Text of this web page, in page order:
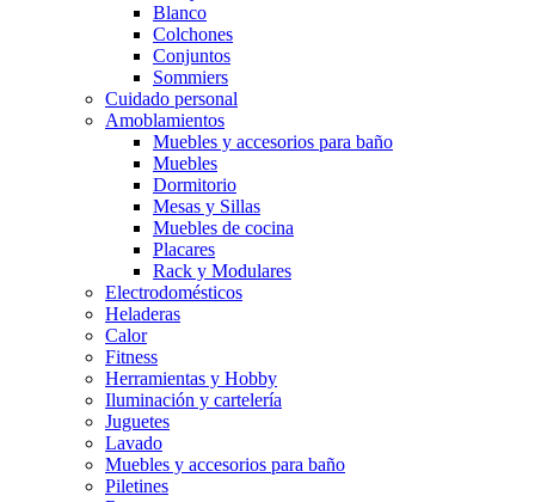
Blanco
Colchones
Conjuntos
Sommiers
Cuidado personal
Amoblamientos
Muebles y accesorios para baño
Muebles
Dormitorio
Mesas y Sillas
Muebles de cocina
Placares
Rack y Modulares
Electrodomésticos
Heladeras
Calor
Fitness
Herramientas y Hobby
Iluminación y cartelería
Juguetes
Lavado
Muebles y accesorios para baño
Piletines